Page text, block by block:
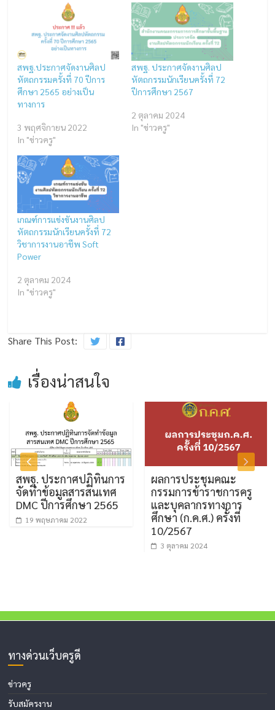
สพฐ.ประกาศจัดงานศิลป
หัตถกรรมครั้งที่ 70 ปีการ
ศึกษา 2565 อย่างเป็น
ทางการ
3 พฤศจิกายน 2022
In "ข่าวครู"
สพฐ. ประกาศจัดงานศิลป
หัตถกรรมนักเรียนครั้งที่ 72
ปีการศึกษา 2567
2 ตุลาคม 2024
In "ข่าวครู"
เกณฑ์การแข่งขันงานศิลป
หัตถกรรมนักเรียนครั้งที่ 72
วิชาการงานอาชีพ Soft
Power
2 ตุลาคม 2024
In "ข่าวครู"
Share This Post:
เรื่องน่าสนใจ
สพฐ. ประกาศปฏิทินการ
จัดทำข้อมูลสารสนเทศ
DMC ปีการศึกษา 2565
19 พฤษภาคม 2022
ผลการประชุมคณะ
กรรมการข้าราชการครู
และบุคลากรทางการ
ศึกษา (ก.ค.ศ.) ครั้งที่
10/2567
3 ตุลาคม 2024
ทางด่วนเว็บครูดี
ข่าวครู
รับสมัครงาน